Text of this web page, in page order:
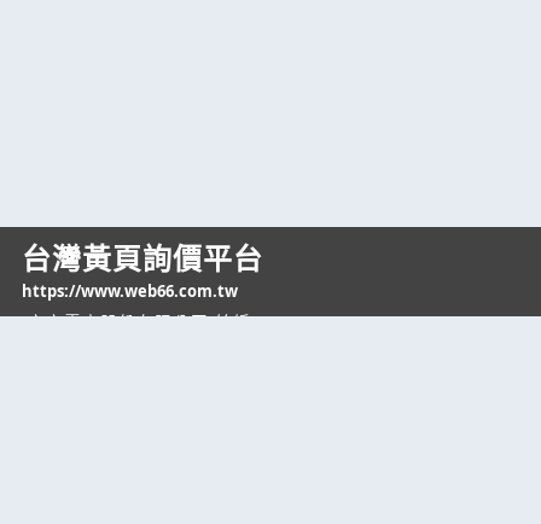
台灣黃頁詢價平台
https://www.web66.com.tw
六六電商股份有限公司(統編28697248)